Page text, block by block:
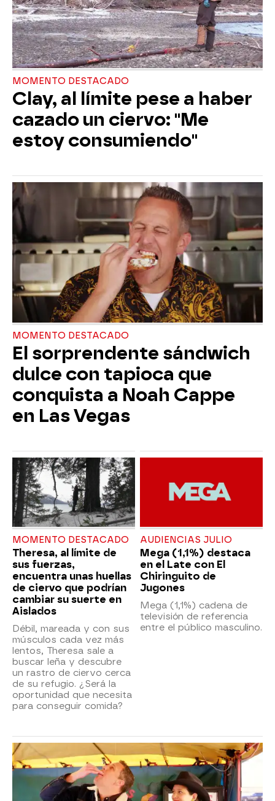
MOMENTO DESTACADO
Clay, al límite pese a haber
cazado un ciervo: "Me
estoy consumiendo"
MOMENTO DESTACADO
El sorprendente sándwich
dulce con tapioca que
conquista a Noah Cappe
en Las Vegas
MOMENTO DESTACADO
Theresa, al límite de
sus fuerzas,
encuentra unas huellas
de ciervo que podrían
cambiar su suerte en
Aislados
Débil, mareada y con sus
músculos cada vez más
lentos, Theresa sale a
buscar leña y descubre
un rastro de ciervo cerca
de su refugio. ¿Será la
oportunidad que necesita
para conseguir comida?
AUDIENCIAS JULIO
Mega (1,1%) destaca
en el Late con El
Chiringuito de
Jugones
Mega (1,1%) cadena de
televisión de referencia
entre el público masculino.